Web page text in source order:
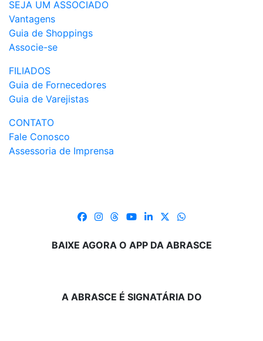
SEJA UM ASSOCIADO
Vantagens
Guia de Shoppings
Associe-se
FILIADOS
Guia de Fornecedores
Guia de Varejistas
CONTATO
Fale Conosco
Assessoria de Imprensa
BAIXE AGORA O APP DA ABRASCE
A ABRASCE É SIGNATÁRIA DO